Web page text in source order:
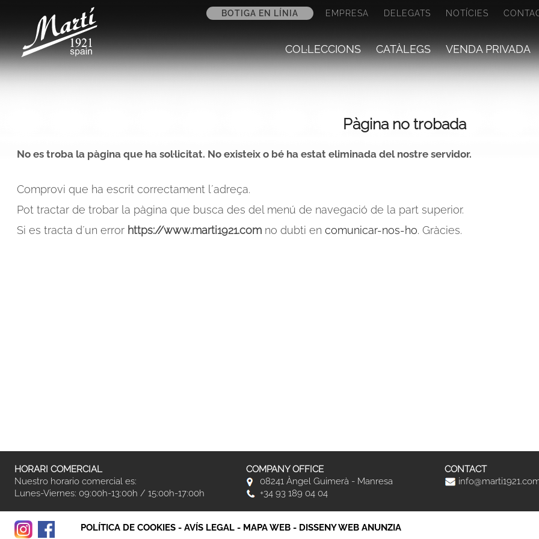
BOTIGA EN LÍNIA EMPRESA DELEGATS NOTÍCIES
COL·LECCIONS CATÀLEGS VENDA PRIVADA
Pàgina no trobada
No es troba la pàgina que ha sol·licitat. No existeix o bé ha estat eliminada del nostre servidor.
Comprovi que ha escrit correctament l´adreça.
Pot tractar de trobar la pàgina que busca des del menú de navegació de la part superior.
Si es tracta d´un error https://www.marti1921.com no dubti en comunicar-nos-ho. Gràcies.
HORARI COMERCIAL
Nuestro horario comercial es:
Lunes-Viernes: 09:00h-13:00h / 15:00h-17:00h
COMPANY OFFICE
08241 Àngel Guimerà - Manresa
+34 93 189 04 04
CONTACT
POLÍTICA DE COOKIES - AVÍS LEGAL - MAPA WEB - DISSENY WEB ANUNZIA